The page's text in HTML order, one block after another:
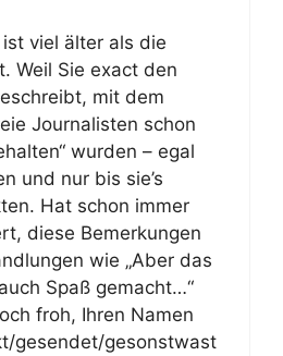
viel älter als die
Weil Sie exact den
mit dem
Journalisten schon
wurden – egal
und nur bis sie’s
Hat schon immer
diese Bemerkungen
wie „Aber das
Spaß gemacht…“
froh, Ihren Namen
gesendet/gesonstwast